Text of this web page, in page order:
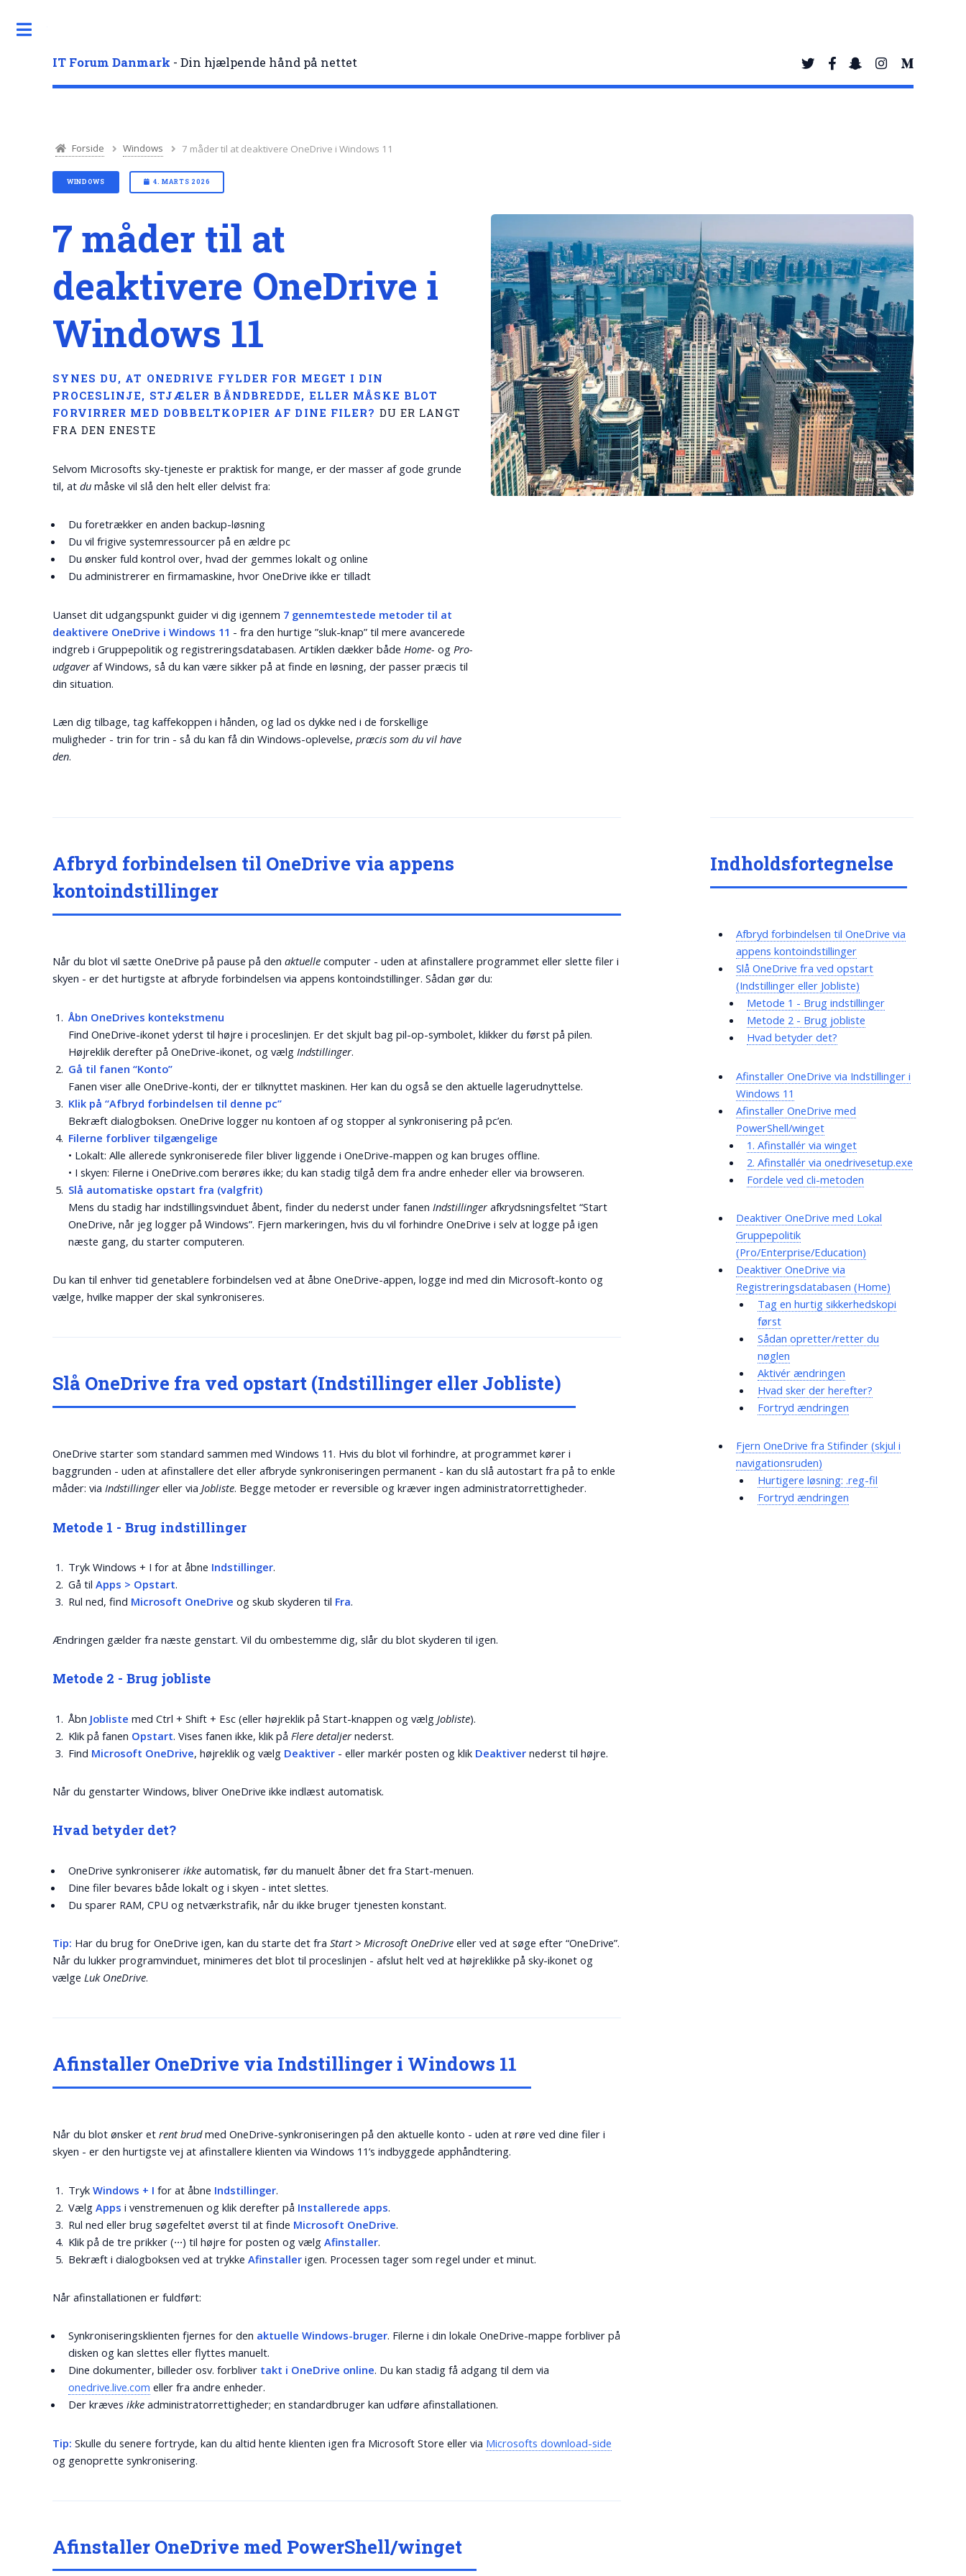
IT Forum Danmark - Din hjælpende hånd på nettet
Forside Windows 7 måder til at deaktivere OneDrive i Windows 11
WINDOWS 4. MARTS 2026
7 måder til at
deaktivere OneDrive i
Windows 11
SYNES DU, AT ONEDRIVE FYLDER FOR MEGET I DIN
PROCESLINJE, STJÆLER BÅNDBREDDE, ELLER MÅSKE BLOT
FORVIRRER MED DOBBELTKOPIER AF DINE FILER? DU ER LANGT
FRA DEN ENESTE
Selvom Microsofts sky-tjeneste er praktisk for mange, er der masser af gode grunde
til, atdu måske vil slå den helt eller delvist fra:
Du foretrækker en anden backup-løsning
Du vil frigive systemressourcer på en ældre pc
Du ønsker fuld kontrol over, hvad der gemmes lokalt og online
Du administrerer en firmamaskine, hvor OneDrive ikke er tilladt
Uanset dit udgangspunkt guider vi dig igennem 7 gennemtestede metoder til at
deaktivere OneDrive i Windows 11 - fra den hurtige ”sluk-knap” til mere avancerede
indgreb i Gruppepolitik og registreringsdatabasen. Artiklen dækker både Home- og Pro-
udgaveraf Windows, så du kan være sikker på at finde en løsning, der passer præcis til
din situation.
Læn dig tilbage, tag kaffekoppen i hånden, og lad os dykke ned i de forskellige
muligheder - trin for trin - så du kan få din Windows-oplevelse,præcis som du vil have
den.
Afbryd forbindelsen til OneDrive via appens
kontoindstillinger
Når du blot vil sætte OneDrive på pause på denaktuelle computer - uden at afinstallere programmet eller slette filer i
skyen - er det hurtigste at afbryde forbindelsen via appens konto­indstillinger. Sådan gør du:
Åbn OneDrives kontekstmenu
Find OneDrive-ikonet yderst til højre i proceslinjen. Er det skjult bag pil-op-symbolet, klikker du først på pilen.
Højreklik derefter på OneDrive-ikonet, og vælg Indstillinger.
Gå til fanen “Konto”
Fanen viser alle OneDrive-konti, der er tilknyttet maskinen. Her kan du også se den aktuelle lager­udnyttelse.
Klik på “Afbryd forbindelsen til denne pc”
Bekræft dialogboksen. OneDrive logger nu kontoen af og stopper al synkronisering på pc’en.
Filerne forbliver tilgængelige
• Lokalt: Alle allerede synkroniserede filer bliver liggende i OneDrive-mappen og kan bruges offline.
• I skyen: Filerne i OneDrive.com berøres ikke; du kan stadig tilgå dem fra andre enheder eller via browseren.
Slå automatiske opstart fra (valgfrit)
Mens du stadig har indstillingsvinduet åbent, finder du nederst under fanen Indstillingerafkrydsnings­feltet “Start
OneDrive, når jeg logger på Windows”. Fjern markeringen, hvis du vil forhindre OneDrive i selv at logge på igen
næste gang, du starter computeren.
Du kan til enhver tid genetablere forbindelsen ved at åbne OneDrive-appen, logge ind med din Microsoft-konto og
vælge, hvilke mapper der skal synkroniseres.
Slå OneDrive fra ved opstart (Indstillinger eller Jobliste)
OneDrive starter som standard sammen med Windows 11. Hvis du blot vil forhindre, at programmet kører i
baggrunden - uden at afinstallere det eller afbryde synkroniseringen permanent - kan du slå autostart fra på to enkle
måder: viaIndstillingereller viaJobliste. Begge metoder er reversible og kræver ingen administratorrettigheder.
Metode 1 - Brug indstillinger
TrykWindows + I for at åbne Indstillinger.
Gå tilApps > Opstart.
Rul ned, find Microsoft OneDrive og skub skyderen til Fra.
Ændringen gælder fra næste genstart. Vil du ombestemme dig, slår du blot skyderen til igen.
Metode 2 - Brug jobliste
Åbn Jobliste medCtrl + Shift + Esc (eller højreklik på Start-knappen og vælg Jobliste).
Klik på fanen Opstart. Vises fanen ikke, klik på Flere detaljernederst.
Find Microsoft OneDrive, højreklik og vælg Deaktiver - eller markér posten og klik Deaktiver nederst til højre.
Når du genstarter Windows, bliver OneDrive ikke indlæst automatisk.
Hvad betyder det?
OneDrive synkronisererikke automatisk, før du manuelt åbner det fra Start-menuen.
Dine filer bevares både lokalt og i skyen - intet slettes.
Du sparer RAM, CPU og netværkstrafik, når du ikke bruger tjenesten konstant.
Tip: Har du brug for OneDrive igen, kan du starte det fraStart > Microsoft OneDrive eller ved at søge efter “OneDrive”.
Når du lukker programvinduet, minimeres det blot til proceslinjen - afslut helt ved at højreklikke på sky-ikonet og
vælgeLuk OneDrive.
Afinstaller OneDrive via Indstillinger i Windows 11
Når du blot ønsker etrent brudmed OneDrive-synkroniseringen på den aktuelle konto - uden at røre ved dine filer i
skyen - er den hurtigste vej at afinstallere klienten via Windows 11’s indbyggede apphåndtering.
TrykWindows + I for at åbne Indstillinger.
VælgApps i venstremenuen og klik derefter på Installerede apps.
Rul ned eller brug søgefeltet øverst til at finde Microsoft OneDrive.
Klik på de tre prikker (∙∙∙) til højre for posten og vælgAfinstaller.
Bekræft i dialogboksen ved at trykkeAfinstaller igen. Processen tager som regel under et minut.
Når afinstallationen er fuldført:
Synkroniseringsklienten fjernes for den aktuelle Windows-bruger. Filerne i din lokale OneDrive-mappe forbliver på
disken og kan slettes eller flyttes manuelt.
Dine dokumenter, billeder osv. forbliver takt i OneDrive online. Du kan stadig få adgang til dem via
onedrive.live.com eller fra andre enheder.
Der krævesikke administratorrettigheder; en standardbruger kan udføre afinstallationen.
Tip: Skulle du senere fortryde, kan du altid hente klienten igen fra Microsoft Store eller via Microsofts download-side
og genoprette synkronisering.
Afinstaller OneDrive med PowerShell/winget
Indholdsfortegnelse
Afbryd forbindelsen til OneDrive via
appens kontoindstillinger
Slå OneDrive fra ved opstart
(Indstillinger eller Jobliste)
Metode 1 - Brug indstillinger
Metode 2 - Brug jobliste
Hvad betyder det?
Afinstaller OneDrive via Indstillinger i
Windows 11
Afinstaller OneDrive med
PowerShell/winget
1. Afinstallér via winget
2. Afinstallér via onedrivesetup.exe
Fordele ved cli-metoden
Deaktiver OneDrive med Lokal
Gruppepolitik
(Pro/Enterprise/Education)
Deaktiver OneDrive via
Registreringsdatabasen (Home)
Tag en hurtig sikkerhedskopi
først
Sådan opretter/retter du
nøglen
Aktivér ændringen
Hvad sker der herefter?
Fortryd ændringen
Fjern OneDrive fra Stifinder (skjul i
navigationsruden)
Hurtigere løsning: .reg-fil
Fortryd ændringen